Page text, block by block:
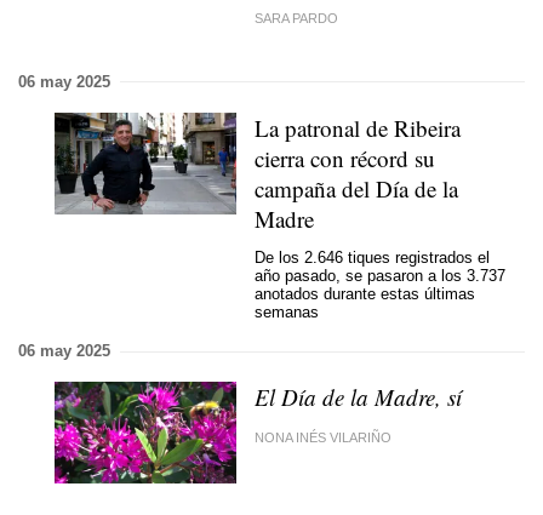
SARA PARDO
06 may 2025
La patronal de Ribeira
cierra con récord su
campaña del Día de la
Madre
De los 2.646 tiques registrados el
año pasado, se pasaron a los 3.737
anotados durante estas últimas
semanas
06 may 2025
El Día de la Madre, sí
NONA INÉS VILARIÑO